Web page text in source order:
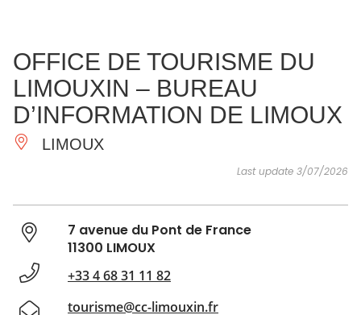
ESSENTIAL
AND
DO
INSPIRATIONS AGENDA
OFFICE DE TOURISME DU
LIMOUXIN – BUREAU
D’INFORMATION DE LIMOUX
LIMOUX
Last update 3/07/2026
7 avenue du Pont de France
11300 LIMOUX
+33 4 68 31 11 82
tourisme@cc-limouxin.fr